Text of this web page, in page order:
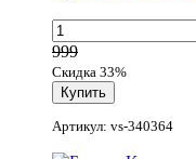
999
Скидка 33%
Артикул: vs-340364